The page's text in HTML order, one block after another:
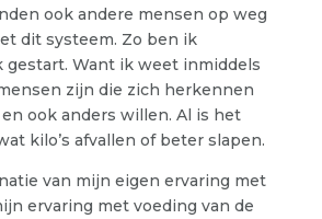
ook andere mensen op weg
dit systeem. Zo ben ik
Want ik weet inmiddels
zijn die zich herkennen
ook anders willen. Al is het
kilo’s afvallen of beter slapen.
van mijn eigen ervaring met
ervaring met voeding van de